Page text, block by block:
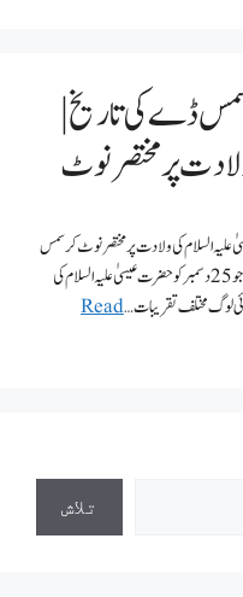
ڈے کی تاریخ |
پر مختصر نوٹ
السلام کی ولادت پر مختصر نوٹ کرسمس
ڈے عیسائیوں کے اہم مذہبی تہواروں میں سے ایک ہے، جو 25 دسمبر کو حضرت عیسیٰ علیہ السلام کی
لوگ مختلف تقریبات …Read
تلاش